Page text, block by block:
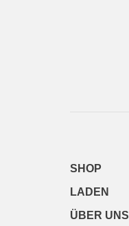
SHOP
LADEN
ÜBER UNS